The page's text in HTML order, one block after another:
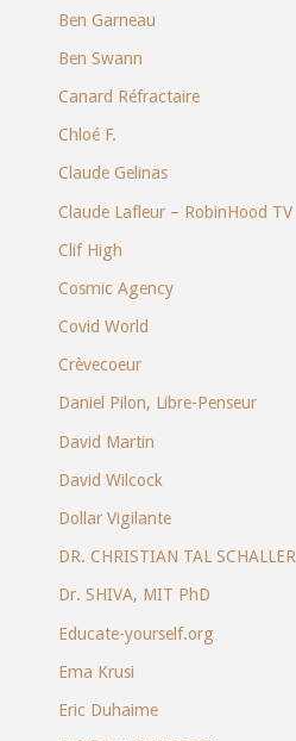
Ben Garneau
Ben Swann
Canard Réfractaire
Chloé F.
Claude Gelinas
Claude Lafleur – RobinHood TV
Clif High
Cosmic Agency
Covid World
Crèvecoeur
Daniel Pilon, Libre-Penseur
David Martin
David Wilcock
Dollar Vigilante
DR. CHRISTIAN TAL SCHALLER
Dr. SHIVA, MIT PhD
Educate-yourself.org
Ema Krusi
Eric Duhaime